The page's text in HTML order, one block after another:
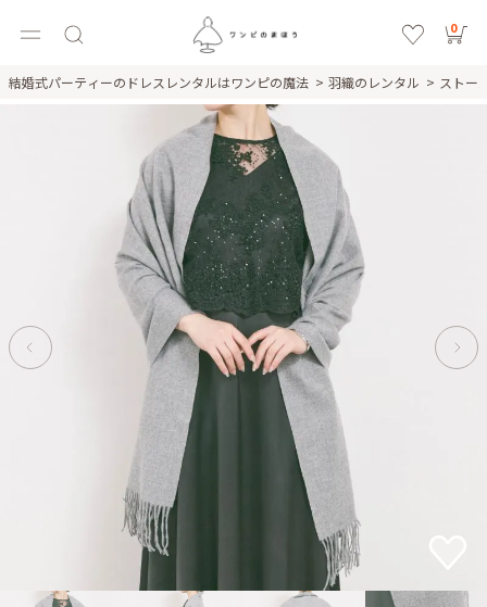
0
結婚式パーティーのドレスレンタルはワンピの魔法 羽織のレンタル ストー